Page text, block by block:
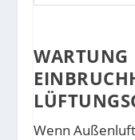
WARTUNG
Wenn